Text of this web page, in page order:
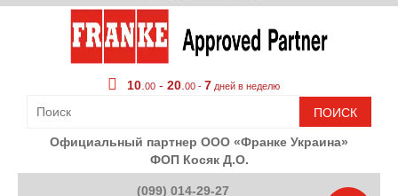
10 00 - 20 00 - 7 дней в неделю
ПОИСК
Официальный партнер ООО «Франке Украина»
ФОП Косяк Д.О.
(099) 014-29-27